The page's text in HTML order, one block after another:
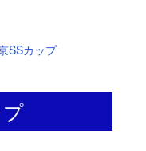
SSカップ
プ